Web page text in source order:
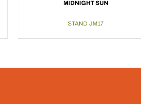
MIDNIGHT SUN
STAND JM17